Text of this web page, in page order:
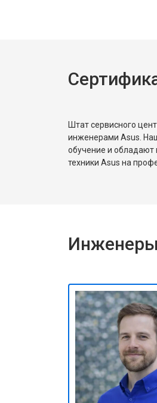
Штат сервисного
инженерами Asus.
обучение и
техники Asus на
Инженеры